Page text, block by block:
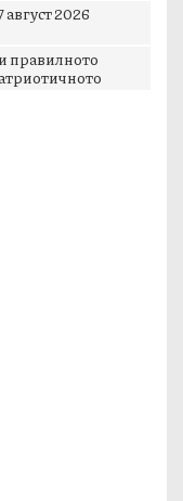
2026
правилното